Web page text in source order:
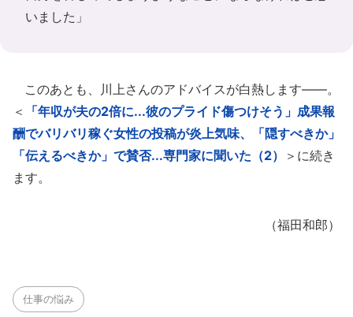
いました」
このあとも、川上さんのアドバイスが白熱します――。
＜
「年収が夫の2倍に...彼のプライド傷つけそう」成果報
酬でバリバリ稼ぐ女性の投稿が炎上気味、「隠すべきか」
「伝えるべきか」で賛否...専門家に聞いた（2）
＞に続き
ます。
（福田和郎）
仕事の悩み